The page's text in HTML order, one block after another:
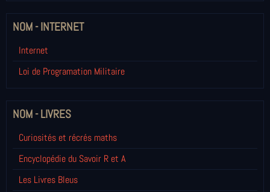
NOM - INTERNET
Internet
Loi de Programation Militaire
NOM - LIVRES
Curiosités et récrés maths
Encyclopédie du Savoir R et A
Les Livres Bleus